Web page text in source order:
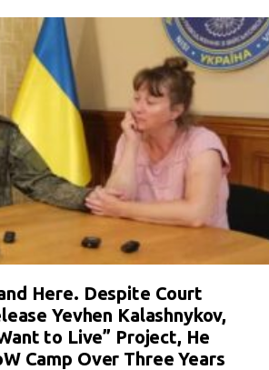
Here. Despite Court
Yevhen Kalashnykov,
to Live” Project, He
Camp Over Three Years